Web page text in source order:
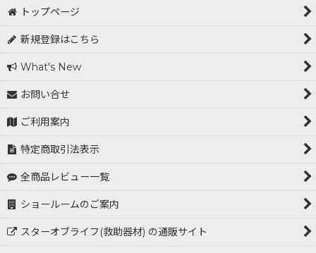
トップページ
新規登録はこちら
What's New
お問い合せ
ご利用案内
特定商取引法表示
全商品レビュー一覧
ショールームのご案内
スターオブライフ(救助器材) の通販サイト